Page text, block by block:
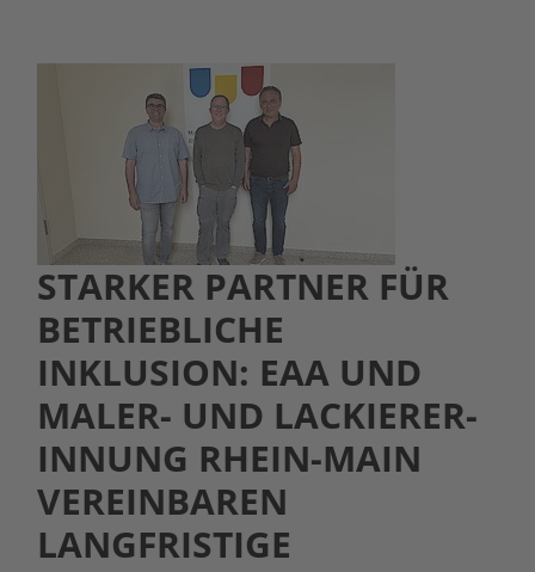
STARKER PARTNER FÜR
BETRIEBLICHE
INKLUSION: EAA UND
MALER- UND LACKIERER-
INNUNG RHEIN-MAIN
VEREINBAREN
LANGFRISTIGE